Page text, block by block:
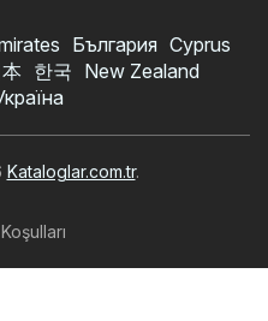
България Cyprus
한국 New Zealand
Kataloglar.com.tr.